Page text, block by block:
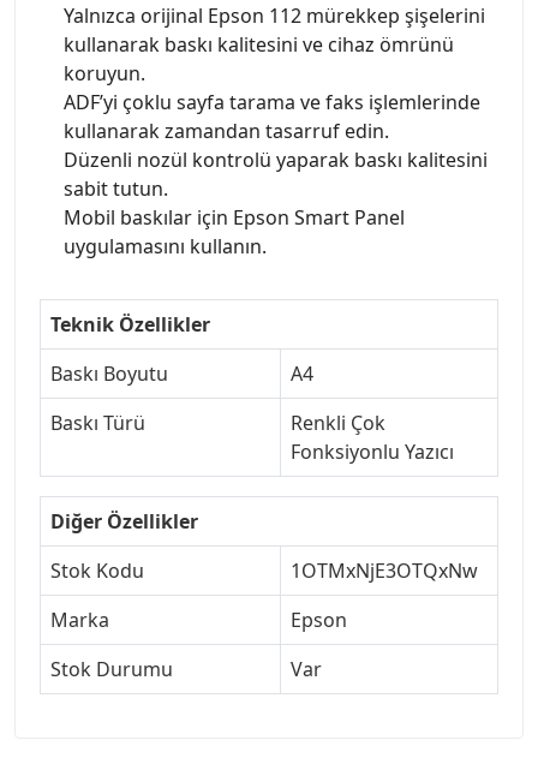
Yalnızca orijinal Epson 112 mürekkep şişelerini
kullanarak baskı kalitesini ve cihaz ömrünü
koruyun.
ADF’yi çoklu sayfa tarama ve faks işlemlerinde
kullanarak zamandan tasarruf edin.
Düzenli nozül kontrolü yaparak baskı kalitesini
sabit tutun.
Mobil baskılar için Epson Smart Panel
uygulamasını kullanın.
Teknik Özellikler
Baskı Boyutu
A4
Baskı Türü
Renkli Çok
Fonksiyonlu Yazıcı
Diğer Özellikler
Stok Kodu
1OTMxNjE3OTQxNw
Marka
Epson
Stok Durumu
Var